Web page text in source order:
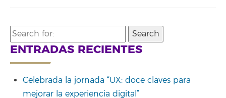
Search
for:
ENTRADAS RECIENTES
Celebrada la jornada “UX: doce claves para
mejorar la experiencia digital”